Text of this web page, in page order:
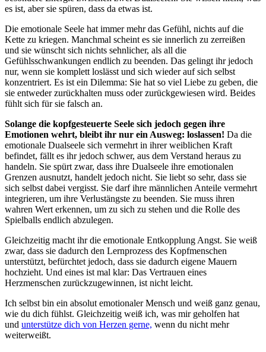
es ist, aber sie spüren, dass da etwas ist.
Die emotionale Seele hat immer mehr das Gefühl, nichts auf die
Kette zu kriegen. Manchmal scheint es sie innerlich zu zerreißen
und sie wünscht sich nichts sehnlicher, als all die
Gefühlsschwankungen endlich zu beenden. Das gelingt ihr jedoch
nur, wenn sie komplett loslässt und sich wieder auf sich selbst
konzentriert. Es ist ein Dilemma: Sie hat so viel Liebe zu geben, die
sie entweder zurückhalten muss oder zurückgewiesen wird. Beides
fühlt sich für sie falsch an.
Solange die kopfgesteuerte Seele sich jedoch gegen ihre
Emotionen wehrt, bleibt ihr nur ein Ausweg: loslassen! Da die
emotionale Dualseele sich vermehrt in ihrer weiblichen Kraft
befindet, fällt es ihr jedoch schwer, aus dem Verstand heraus zu
handeln. Sie spürt zwar, dass ihre Dualseele ihre emotionalen
Grenzen ausnutzt, handelt jedoch nicht. Sie liebt so sehr, dass sie
sich selbst dabei vergisst. Sie darf ihre männlichen Anteile vermehrt
integrieren, um ihre Verlustängste zu beenden. Sie muss ihren
wahren Wert erkennen, um zu sich zu stehen und die Rolle des
Spielballs endlich abzulegen.
Gleichzeitig macht ihr die emotionale Entkopplung Angst. Sie weiß
zwar, dass sie dadurch den Lernprozess des Kopfmenschen
unterstützt, befürchtet jedoch, dass sie dadurch eigene Mauern
hochzieht. Und eines ist mal klar: Das Vertrauen eines
Herzmenschen zurückzugewinnen, ist nicht leicht.
Ich selbst bin ein absolut emotionaler Mensch und weiß ganz genau,
wie du dich fühlst. Gleichzeitig weiß ich, was mir geholfen hat
und unterstütze dich von Herzen gerne, wenn du nicht mehr
weiterweißt.